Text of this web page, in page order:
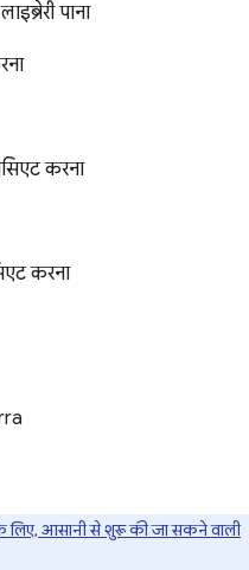
पाना
करना
करना
लिए, आसानी से शुरू की जा सकने वाली